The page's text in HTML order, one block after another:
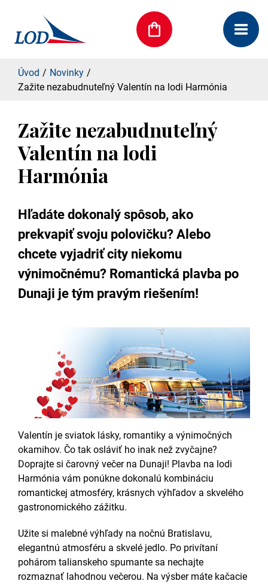
Úvod
Novinky
Zažite nezabudnuteľný Valentín na lodi Harmónia
Zažite nezabudnuteľný
Valentín na lodi
Harmónia
Hľadáte dokonalý spôsob, ako
prekvapiť svoju polovičku? Alebo
chcete vyjadriť city niekomu
výnimočnému? Romantická plavba po
Dunaji je tým pravým riešením!
Valentín je sviatok lásky, romantiky a výnimočných
okamihov. Čo tak osláviť ho inak než zvyčajne?
Doprajte si čarovný večer na Dunaji! Plavba na lodi
Harmónia vám ponúkne dokonalú kombináciu
romantickej atmosféry, krásnych výhľadov a skvelého
gastronomického zážitku.
Užite si malebné výhľady na nočnú Bratislavu,
elegantnú atmosféru a skvelé jedlo. Po privítaní
pohárom talianskeho spumante sa nechajte
rozmaznať lahodnou večerou. Na výsber máte kačacie